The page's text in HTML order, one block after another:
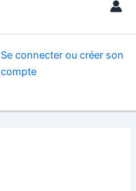
Se connecter ou créer son
compte